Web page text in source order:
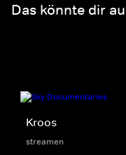
Das könnte dir
Kroos
streamen